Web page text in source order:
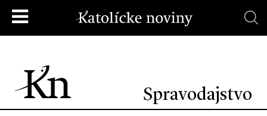
Spravodajstvo